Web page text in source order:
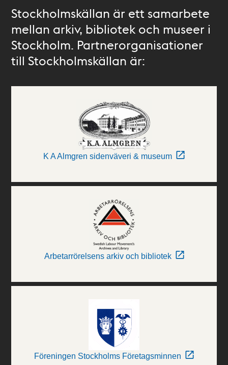
Stockholmskällan är ett samarbete
mellan arkiv, bibliotek och museer i
Stockholm. Partnerorganisationer
till Stockholmskällan är:
K A Almgren sidenväveri & museum
Arbetarrörelsens arkiv och bibliotek
Föreningen Stockholms Företagsminnen